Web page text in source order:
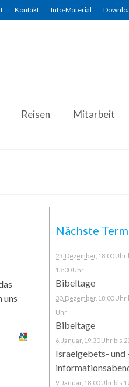
Kontakt Info-Material
Reisen Mitarbeit
uns
Nächste
23. Dezember, 18:00 Uhr
13:00 Uhr
Bibeltage
30. Dezember, 18:00 Uhr
Uhr
Bibeltage
6. Januar, 19:30 Uhr bis
Israelgebets- und
9. Januar, 18:00 Uhr bis